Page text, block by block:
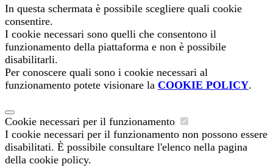
In questa schermata è possibile scegliere quali cookie
consentire.
I cookie necessari sono quelli che consentono il
funzionamento della piattaforma e non è possibile
disabilitarli.
Per conoscere quali sono i cookie necessari al
funzionamento potete visionare la COOKIE POLICY.
Cookie necessari per il funzionamento
I cookie necessari per il funzionamento non possono essere
disabilitati. È possibile consultare l'elenco nella pagina
della cookie policy.